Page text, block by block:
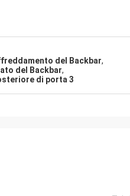
del Backbar,
del Backbar,
di porta 3